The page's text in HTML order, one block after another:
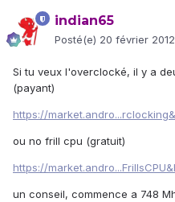
indian65
Posté(e) 20 février 2012
Si tu veux l'overclocké, il y a
(payant)
https://
ou no frill cpu (gratuit)
https://
un conseil, commence a 748